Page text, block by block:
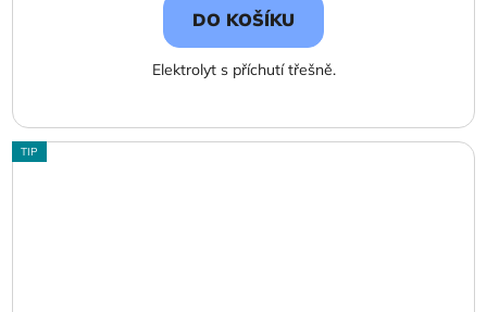
DO KOŠÍKU
Elektrolyt s příchutí třešně.
TIP